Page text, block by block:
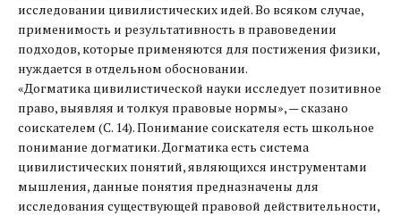
исследовании цивилистических идей. Во всяком случае,
применимость и результативность в правоведении
подходов, которые применяются для постижения физики,
нуждается в отдельном обосновании.
«Догматика цивилистической науки исследует позитивное
право, выявляя и толкуя правовые нормы», — сказано
соискателем (С. 14). Понимание соискателя есть школьное
понимание догматики. Догматика есть система
цивилистических понятий, являющихся инструментами
мышления, данные понятия предназначены для
исследования существующей правовой действительности,